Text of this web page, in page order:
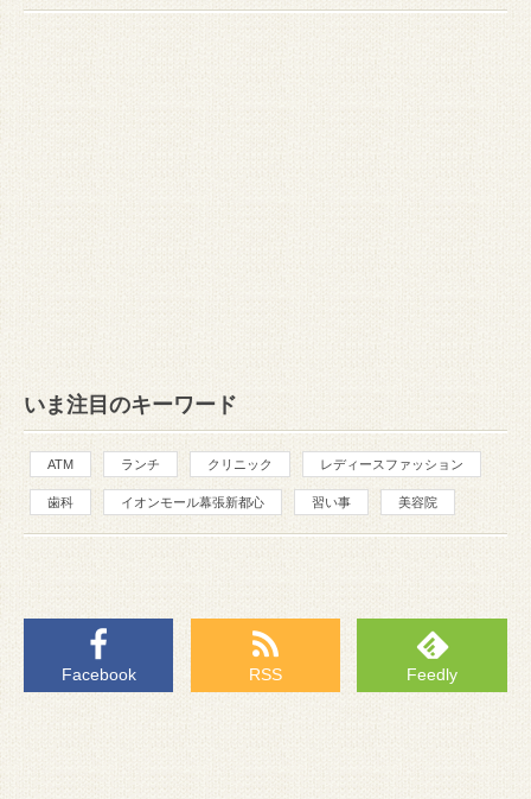
いま注目のキーワード
ATM ランチ クリニック レディースファッション
歯科 イオンモール幕張新都心 習い事 美容院
Facebook RSS Feedly